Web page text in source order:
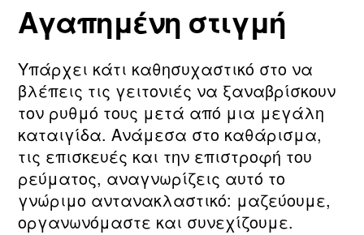
Αγαπημένη στιγμή
Υπάρχει κάτι καθησυχαστικό στο να
βλέπεις τις γειτονιές να ξαναβρίσκουν
τον ρυθμό τους μετά από μια μεγάλη
καταιγίδα. Ανάμεσα στο καθάρισμα,
τις επισκευές και την επιστροφή του
ρεύματος, αναγνωρίζεις αυτό το
γνώριμο αντανακλαστικό: μαζεύουμε,
οργανωνόμαστε και συνεχίζουμε.